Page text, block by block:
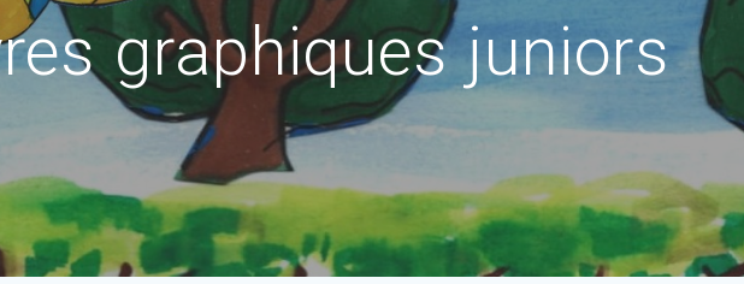
graphiques juniors